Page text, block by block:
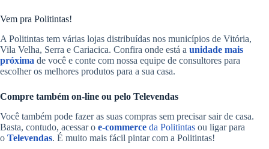
Vem pra Politintas!
A Politintas tem várias lojas distribuídas nos municípios de Vitória,
Vila Velha, Serra e Cariacica. Confira onde está a unidade mais
próxima de você e conte com nossa equipe de consultores para
escolher os melhores produtos para a sua casa.
Compre também on-line ou pelo Televendas
Você também pode fazer as suas compras sem precisar sair de casa.
Basta, contudo, acessar o e-commerce da Politintas ou ligar para
o Televendas. É muito mais fácil pintar com a Politintas!